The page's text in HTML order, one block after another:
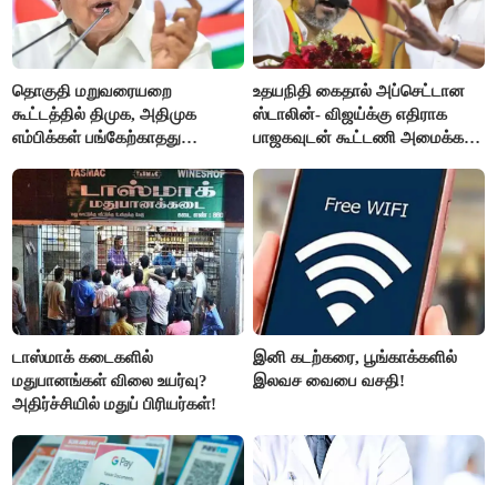
தொகுதி மறுவரையறை
கூட்டத்தில் திமுக, அதிமுக
எம்பிக்கள் பங்கேற்காதது
உதயநிதி கைதால் அப்செட்டான
ஸ்டாலின்- விஜய்க்கு எதிராக
பாஜகவுடன் கூட்டணி அமைக்க
டாஸ்மாக் கடைகளில்
மதுபானங்கள் விலை உயர்வு?
அதிர்ச்சியில் மதுப் பிரியர்கள்!
இனி கடற்கரை, பூங்காக்களில்
இலவச வைபை வசதி!